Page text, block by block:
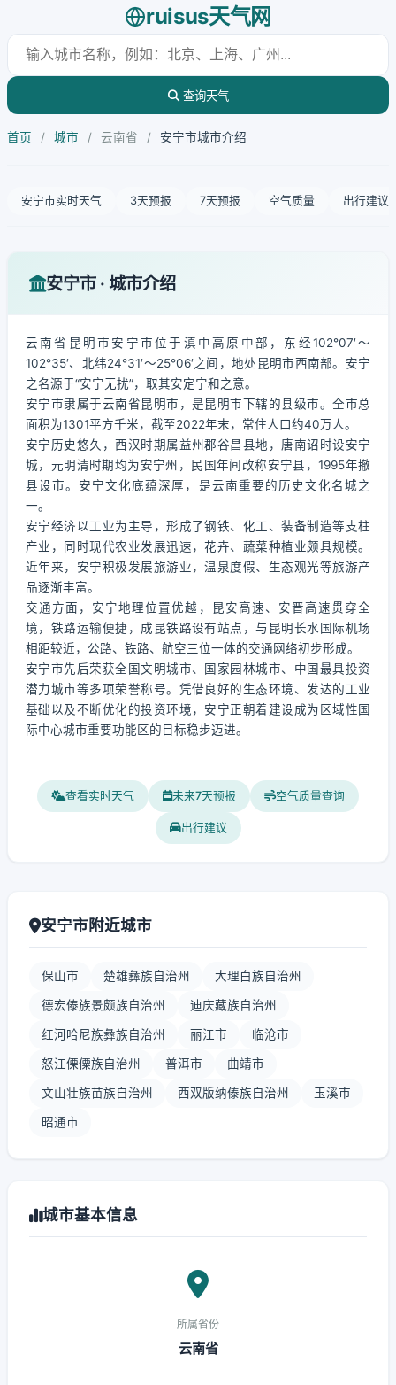
ruisus天气网
查询天气
首页 / 城市 / 云南省 / 安宁市城市介绍
安宁市实时天气 3天预报 7天预报 空气质量 出行建议
安宁市 · 城市介绍
云南省昆明市安宁市位于滇中高原中部，东经102°07′～
102°35′、北纬24°31′～25°06′之间，地处昆明市西南部。安宁
之名源于“安宁无扰”，取其安定宁和之意。
安宁市隶属于云南省昆明市，是昆明市下辖的县级市。全市总
面积为1301平方千米，截至2022年末，常住人口约40万人。
安宁历史悠久，西汉时期属益州郡谷昌县地，唐南诏时设安宁
城，元明清时期均为安宁州，民国年间改称安宁县，1995年撤
县设市。安宁文化底蕴深厚，是云南重要的历史文化名城之
一。
安宁经济以工业为主导，形成了钢铁、化工、装备制造等支柱
产业，同时现代农业发展迅速，花卉、蔬菜种植业颇具规模。
近年来，安宁积极发展旅游业，温泉度假、生态观光等旅游产
品逐渐丰富。
交通方面，安宁地理位置优越，昆安高速、安晋高速贯穿全
境，铁路运输便捷，成昆铁路设有站点，与昆明长水国际机场
相距较近，公路、铁路、航空三位一体的交通网络初步形成。
安宁市先后荣获全国文明城市、国家园林城市、中国最具投资
潜力城市等多项荣誉称号。凭借良好的生态环境、发达的工业
基础以及不断优化的投资环境，安宁正朝着建设成为区域性国
际中心城市重要功能区的目标稳步迈进。
查看实时天气 未来7天预报 空气质量查询
出行建议
安宁市附近城市
保山市 楚雄彝族自治州 大理白族自治州
德宏傣族景颇族自治州 迪庆藏族自治州
红河哈尼族彝族自治州 丽江市 临沧市
怒江傈僳族自治州 普洱市 曲靖市
文山壮族苗族自治州 西双版纳傣族自治州 玉溪市
昭通市
城市基本信息
所属省份
云南省